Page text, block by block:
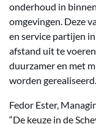
onderhoud in
omgevingen. Deze
en service partijen
afstand uit te
duurzamer en met
worden gerealiseerd.
Fedor Ester,
“De keuze in de